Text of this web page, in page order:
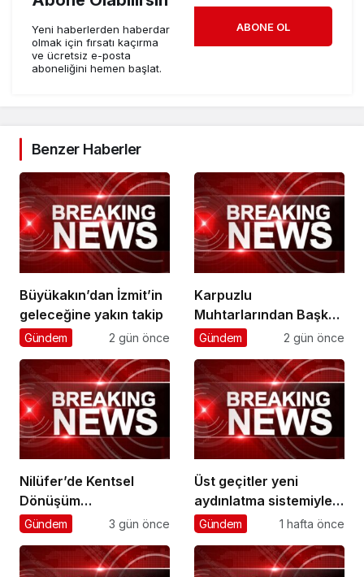
Yeni haberlerden haberdar
olmak için fırsatı kaçırma
ve ücretsiz e-posta
aboneliğini hemen başlat.
ABONE OL
Benzer Haberler
Büyükakın’dan İzmit’in
geleceğine yakın takip
Gündem 2 gün önce
Karpuzlu
Muhtarlarından Başkan
Çerçioğlu’na Hizmet
Gündem 2 gün önce
Nilüfer’de Kentsel
Dönüşüm
Koordinasyon
Gündem 3 gün önce
Üst geçitler yeni
aydınlatma sistemiyle
daha güvenli
Gündem 1 hafta önce